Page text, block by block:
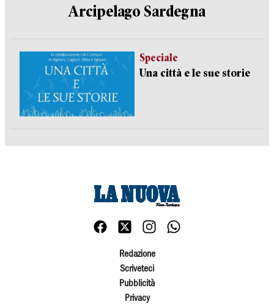
Arcipelago Sardegna
Speciale
Una città e le sue storie
Redazione
Scriveteci
Pubblicità
Privacy